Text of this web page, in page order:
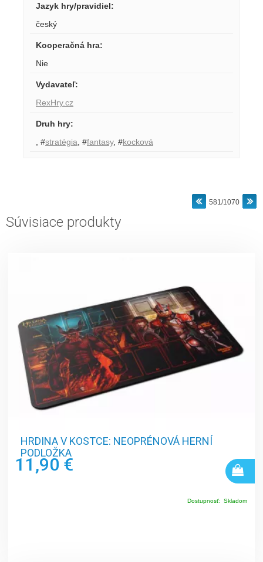
Jazyk hry/pravidiel:
český
Kooperačná hra:
Nie
Vydavateľ:
RexHry.cz
Druh hry:
#stratégia #fantasy, #kocková
581/1070
Súvisiace produkty
HRDINA V KOSTCE: NEOPRÉNOVÁ HERNÍ
PODLOŽKA
11,90 €
Dostupnosť: Skladom